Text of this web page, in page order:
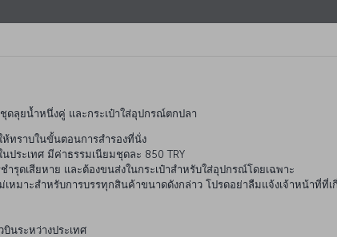
ดลุยน้ำหนึ่งคู่ และกระเป๋าใส่อุปกรณ์ตกปลา
ทราบในขั้นตอนการสำรองที่นั่ง
ระเทศ มีค่าธรรมเนียมชุดละ 850 TRY
ดเสียหาย และต้องขนส่งในกระเป๋าสำหรับใส่อุปกรณ์โดยเฉพาะ
ม่เหมาะสำหรับการบรรทุกสินค้าขนาดดังกล่าว โปรดอย่าลืมแจ้งเจ้าหน้าที่
บินระหว่างประเทศ